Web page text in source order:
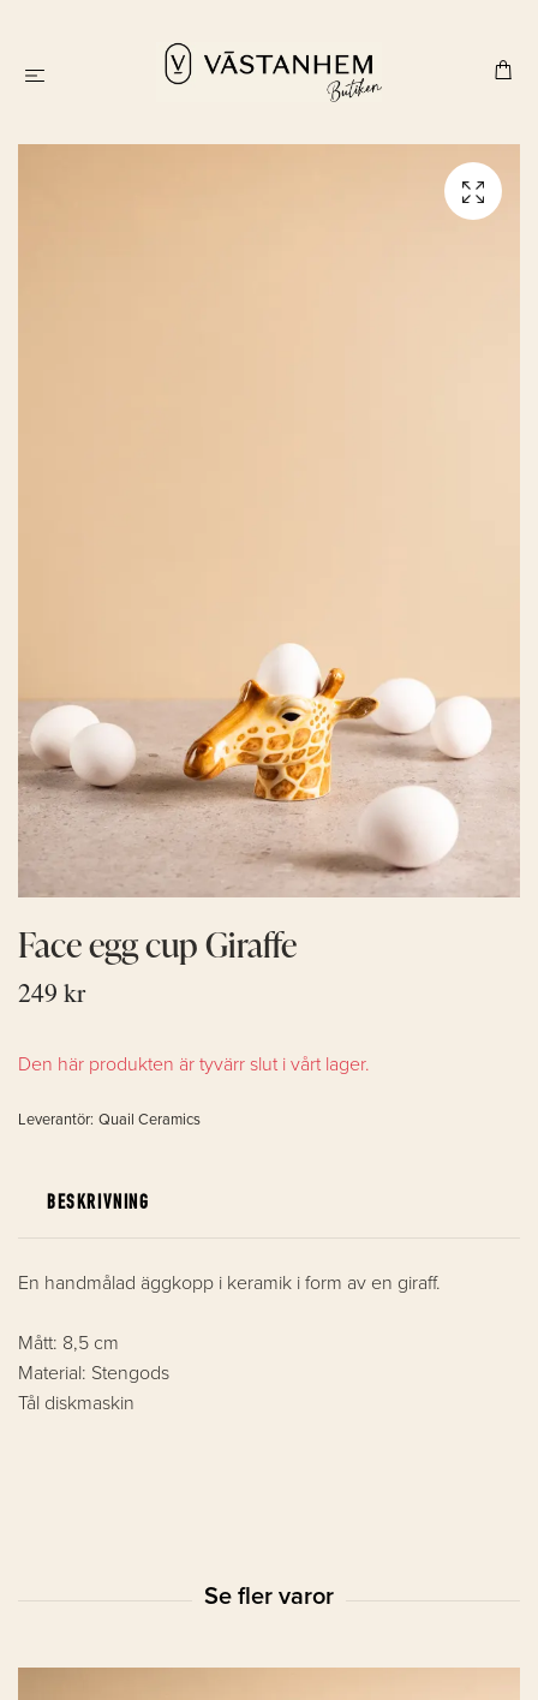
Face egg cup Giraffe
249 kr
Den här produkten är tyvärr slut i vårt lager.
Leverantör: Quail Ceramics
BESKRIVNING
En handmålad äggkopp i keramik i form av en giraff.
Mått: 8,5 cm
Material: Stengods
Tål diskmaskin